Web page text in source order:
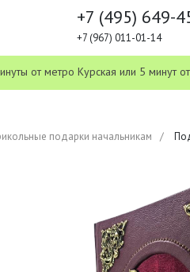
+7 (495) 649-
+7 (967) 011-01-14
от метро Курская или 5 минут
подарки начальникам